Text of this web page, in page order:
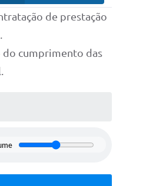
de prestação
do cumprimento das